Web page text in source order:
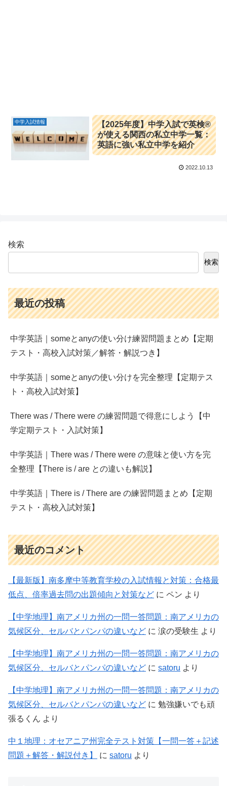
中学入試情報
【2025年度】中学入試で英検®
が使える関西の私立中学一覧：
英語に強い私立中学を紹介
2022.10.13
検索
検索
最近の投稿
中学英語｜someとanyの使い分け練習問題まとめ【定期
テスト・高校入試対策／解答・解説つき】
中学英語｜someとanyの使い分けを完全整理【定期テス
ト・高校入試対策】
There was / There were の練習問題で得意にしよう【中
学定期テスト・入試対策】
中学英語｜There was / There were の意味と使い方を完
全整理【There is / are との違いも解説】
中学英語｜There is / There are の練習問題まとめ【定期
テスト・高校入試対策】
最近のコメント
【最新版】南多摩中等教育学校の入試情報と対策：合格最
低点、倍率過去問の出題傾向と対策など に ペン より
【中学地理】南アメリカ州の一問一答問題：南アメリカの
気候区分、セルバとパンパの違いなど に 涙の受験生 より
【中学地理】南アメリカ州の一問一答問題：南アメリカの
気候区分、セルバとパンパの違いなど に satoru より
【中学地理】南アメリカ州の一問一答問題：南アメリカの
気候区分、セルバとパンパの違いなど に 勉強嫌いでも頑
張るくん より
中１地理：オセアニア州完全テスト対策【一問一答＋記述
問題＋解答・解説付き】
に satoru より